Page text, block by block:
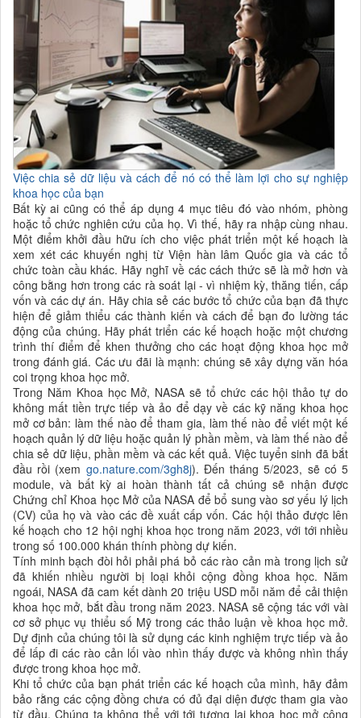
Việc chia sẻ dữ liệu và cách để nó có thể làm lợi cho sự nghiệp
khoa học của bạn
Bất kỳ ai cũng có thể áp dụng 4 mục tiêu đó vào nhóm, phòng
hoặc tổ chức nghiên cứu của họ. Vì thế, hãy ra nhập cùng nhau.
Một điểm khởi đầu hữu ích cho việc phát triển một kế hoạch là
xem xét các khuyến nghị từ Viện hàn lâm Quốc gia và các tổ
chức toàn cầu khác. Hãy nghĩ về các cách thức sẽ là mở hơn và
công bằng hơn trong các rà soát lại - vì nhiệm kỳ, thăng tiến, cấp
vốn và các dự án. Hãy chia sẻ các bước tổ chức của bạn đã thực
hiện để giảm thiểu các thành kiến và cách để bạn đo lường tác
động của chúng. Hãy phát triển các kế hoạch hoặc một chương
trình thí điểm để khen thưởng cho các hoạt động khoa học mở
trong đánh giá. Các ưu đãi là mạnh: chúng sẽ xây dựng văn hóa
coi trọng khoa học mở.
Trong Năm Khoa học Mở, NASA sẽ tổ chức các hội thảo tự do
không mất tiền trực tiếp và ảo để dạy về các kỹ năng khoa học
mở cơ bản: làm thế nào để tham gia, làm thế nào để viết một kế
hoạch quản lý dữ liệu hoặc quản lý phần mềm, và làm thế nào để
chia sẻ dữ liệu, phần mềm và các kết quả. Việc tuyển sinh đã bắt
đầu rồi (xem go.nature.com/3gh8j). Đến tháng 5/2023, sẽ có 5
module, và bất kỳ ai hoàn thành tất cả chúng sẽ nhận được
Chứng chỉ Khoa học Mở của NASA để bổ sung vào sơ yếu lý lịch
(CV) của họ và vào các đề xuất cấp vốn. Các hội thảo được lên
kế hoạch cho 12 hội nghị khoa học trong năm 2023, với tới nhiều
trong số 100.000 khán thính phòng dự kiến.
Tính minh bạch đòi hỏi phải phá bỏ các rào cản mà trong lịch sử
đã khiến nhiều người bị loại khỏi cộng đồng khoa học. Năm
ngoái, NASA đã cam kết dành 20 triệu USD mỗi năm để cải thiện
khoa học mở, bắt đầu trong năm 2023. NASA sẽ cộng tác với vài
cơ sở phục vụ thiểu số Mỹ trong các thảo luận về khoa học mở.
Dự định của chúng tôi là sử dụng các kinh nghiệm trực tiếp và ảo
để lấp đi các rào cản lối vào nhìn thấy được và không nhìn thấy
được trong khoa học mở.
Khi tổ chức của bạn phát triển các kế hoạch của mình, hãy đảm
bảo rằng các cộng đồng chưa có đủ đại diện được tham gia vào
từ đầu. Chúng ta không thể với tới tương lai khoa học mở công